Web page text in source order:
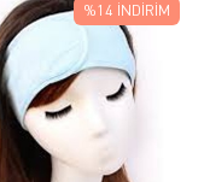
%14 İNDIRIM